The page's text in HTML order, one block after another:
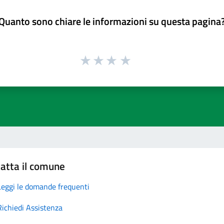
sono chiare le informazioni su questa
il comune
le domande frequenti
Assistenza